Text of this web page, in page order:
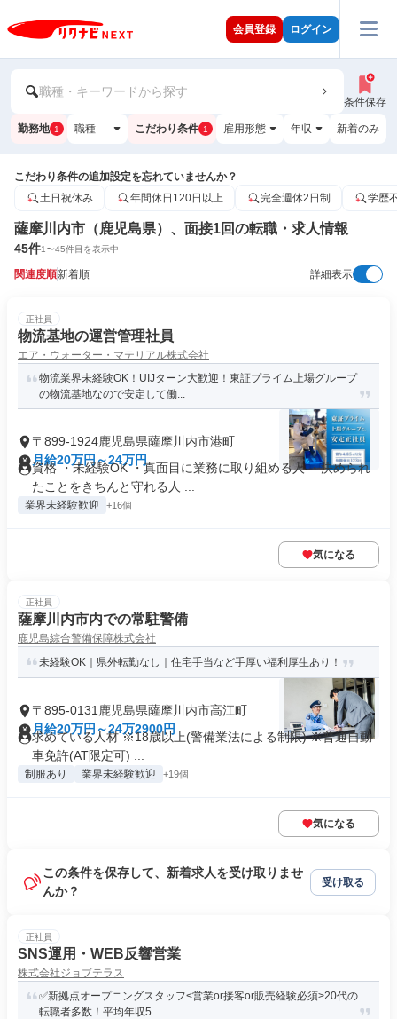
会員登録 ログイン
職種・キーワードから探す
条件保存
勤務地 1 職種 こだわり条件 1 雇用形態 年収 新着のみ
こだわり条件の追加設定を忘れていませんか？
土日祝休み
年間休日120日以上 完全週休2日制 学歴
薩摩川内市（鹿児島県）、面接1回の転職・求人情報
45件1〜45件目を表示中
関連度順新着順 詳細表示
正社員
物流基地の運営管理社員
エア・ウォーター・マテリアル株式会社
物流業界未経験OK！UIJターン大歓迎！東証プライム上場グループ
の物流基地なので安定して働...
〒899-1924鹿児島県薩摩川内市港町
月給20万円～24万円
資格 ・未経験OK ・真面目に業務に取り組める人 ・決められ
たことをきちんと守れる人 ...
業界未経験歓迎 +16個
気になる
正社員
薩摩川内市内での常駐警備
鹿児島綜合警備保障株式会社
未経験OK｜県外転勤なし｜住宅手当など手厚い福利厚生あり！
〒895-0131鹿児島県薩摩川内市高江町
月給20万円～24万2900円
求めている人材 ※18歳以上(警備業法による制限) ※普通自動
車免許(AT限定可) ...
制服あり 業界未経験歓迎 +19個
気になる
この条件を保存して、新着求人を受け取りませ
んか？
受け取る
正社員
SNS運用・WEB反響営業
株式会社ジョブテラス
✅新拠点オープニングスタッフ<営業or接客or販売経験必須>20代の
転職者多数！平均年収5...